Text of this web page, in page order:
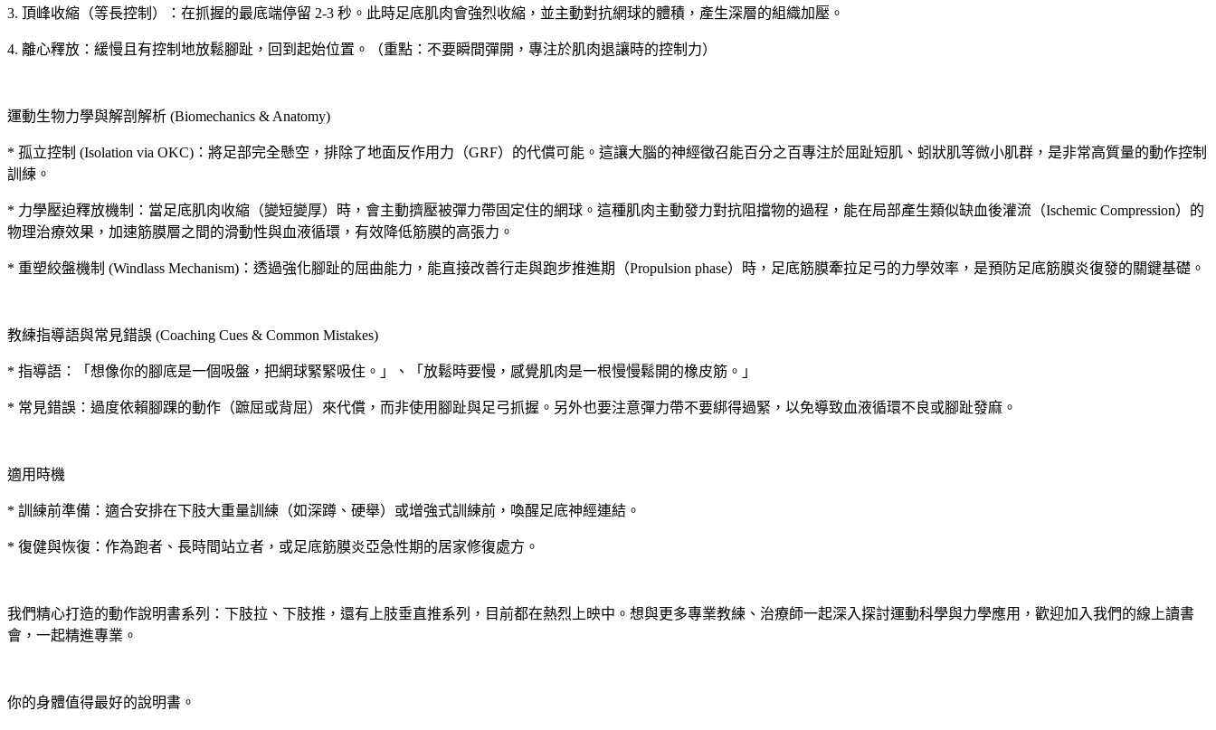
3. 頂峰收縮（等長控制）：在抓握的最底端停留 2-3 秒。此時足底肌肉會強烈收縮，並主動對抗網球的體積，產生深層的組織加壓。
4. 離心釋放：緩慢且有控制地放鬆腳趾，回到起始位置。（重點：不要瞬間彈開，專注於肌肉退讓時的控制力）
運動生物力學與解剖解析 (Biomechanics & Anatomy)
* 孤立控制 (Isolation via OKC)：將足部完全懸空，排除了地面反作用力（GRF）的代償可能。這讓大腦的神經徵召能百分之百專注於屈趾短肌、蚓狀肌等微小肌群，是非常高質量的動作控制
訓練。
* 力學壓迫釋放機制：當足底肌肉收縮（變短變厚）時，會主動擠壓被彈力帶固定住的網球。這種肌肉主動發力對抗阻擋物的過程，能在局部產生類似缺血後灌流（Ischemic Compression）的
物理治療效果，加速筋膜層之間的滑動性與血液循環，有效降低筋膜的高張力。
* 重塑絞盤機制 (Windlass Mechanism)：透過強化腳趾的屈曲能力，能直接改善行走與跑步推進期（Propulsion phase）時，足底筋膜牽拉足弓的力學效率，是預防足底筋膜炎復發的關鍵基礎。
教練指導語與常見錯誤 (Coaching Cues & Common Mistakes)
* 指導語：「想像你的腳底是一個吸盤，把網球緊緊吸住。」、「放鬆時要慢，感覺肌肉是一根慢慢鬆開的橡皮筋。」
* 常見錯誤：過度依賴腳踝的動作（蹠屈或背屈）來代償，而非使用腳趾與足弓抓握。另外也要注意彈力帶不要綁得過緊，以免導致血液循環不良或腳趾發麻。
適用時機
* 訓練前準備：適合安排在下肢大重量訓練（如深蹲、硬舉）或增強式訓練前，喚醒足底神經連結。
* 復健與恢復：作為跑者、長時間站立者，或足底筋膜炎亞急性期的居家修復處方。
我們精心打造的動作說明書系列：下肢拉、下肢推，還有上肢垂直推系列，目前都在熱烈上映中。想與更多專業教練、治療師一起深入探討運動科學與力學應用，歡迎加入我們的線上讀書
會，一起精進專業。
你的身體值得最好的說明書。